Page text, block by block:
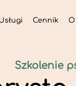
Cennik O
Szkolenie